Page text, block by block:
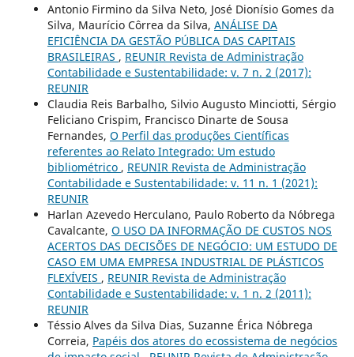
Antonio Firmino da Silva Neto, José Dionísio Gomes da
Silva, Maurício Côrrea da Silva, ANÁLISE DA
EFICIÊNCIA DA GESTÃO PÚBLICA DAS CAPITAIS
BRASILEIRAS , REUNIR Revista de Administração
Contabilidade e Sustentabilidade: v. 7 n. 2 (2017):
REUNIR
Claudia Reis Barbalho, Silvio Augusto Minciotti, Sérgio
Feliciano Crispim, Francisco Dinarte de Sousa
Fernandes, O Perfil das produções Científicas
referentes ao Relato Integrado: Um estudo
bibliométrico , REUNIR Revista de Administração
Contabilidade e Sustentabilidade: v. 11 n. 1 (2021):
REUNIR
Harlan Azevedo Herculano, Paulo Roberto da Nóbrega
Cavalcante, O USO DA INFORMAÇÃO DE CUSTOS NOS
ACERTOS DAS DECISÕES DE NEGÓCIO: UM ESTUDO DE
CASO EM UMA EMPRESA INDUSTRIAL DE PLÁSTICOS
FLEXÍVEIS , REUNIR Revista de Administração
Contabilidade e Sustentabilidade: v. 1 n. 2 (2011):
REUNIR
Téssio Alves da Silva Dias, Suzanne Érica Nóbrega
Correia, Papéis dos atores do ecossistema de negócios